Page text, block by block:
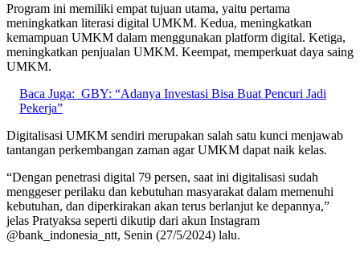
Program ini memiliki empat tujuan utama, yaitu pertama
meningkatkan literasi digital UMKM. Kedua, meningkatkan
kemampuan UMKM dalam menggunakan platform digital. Ketiga,
meningkatkan penjualan UMKM. Keempat, memperkuat daya saing
UMKM.
Baca Juga: GBY: “Adanya Investasi Bisa Buat Pencuri Jadi
Pekerja”
Digitalisasi UMKM sendiri merupakan salah satu kunci menjawab
tantangan perkembangan zaman agar UMKM dapat naik kelas.
“Dengan penetrasi digital 79 persen, saat ini digitalisasi sudah
menggeser perilaku dan kebutuhan masyarakat dalam memenuhi
kebutuhan, dan diperkirakan akan terus berlanjut ke depannya,”
jelas Pratyaksa seperti dikutip dari akun Instagram
@bank_indonesia_ntt, Senin (27/5/2024) lalu.